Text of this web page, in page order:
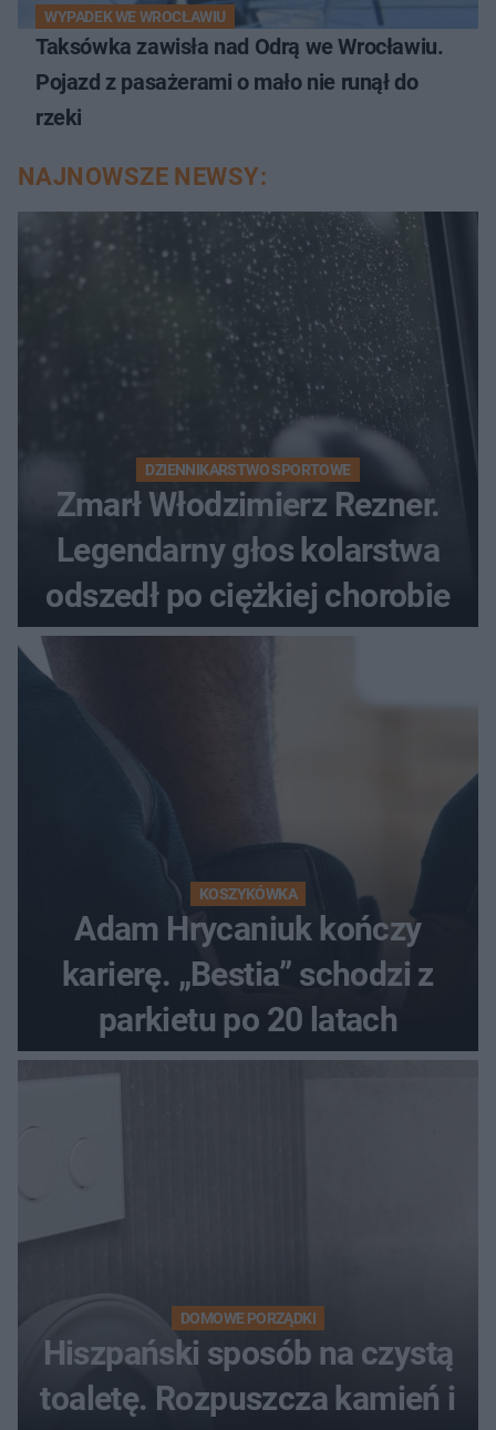
WYPADEK WE WROCŁAWIU
Taksówka zawisła nad Odrą we Wrocławiu.
Pojazd z pasażerami o mało nie runął do
rzeki
NAJNOWSZE NEWSY:
DZIENNIKARSTWO SPORTOWE
Zmarł Włodzimierz Rezner.
Legendarny głos kolarstwa
odszedł po ciężkiej chorobie
KOSZYKÓWKA
Adam Hrycaniuk kończy
karierę. „Bestia” schodzi z
parkietu po 20 latach
DOMOWE PORZĄDKI
Hiszpański sposób na czystą
toaletę. Rozpuszcza kamień i